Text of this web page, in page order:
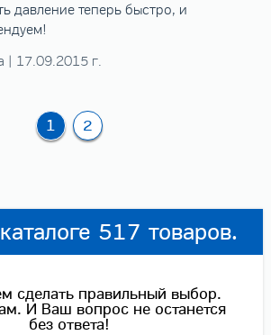
давление теперь быстро, и
| 17.09.2015 г.
1 2
517 товаров.
сделать правильный выбор.
И Ваш вопрос не останется
без ответа!